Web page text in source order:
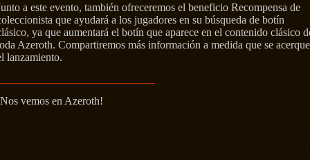
a este evento, también ofreceremos el beneficio Recompensa de
que ayudará a los jugadores en su búsqueda de botín
ya que aumentará el botín que aparece en el contenido clásico
Azeroth. Compartiremos más información a medida que se acerque
lanzamiento.
vemos en Azeroth!